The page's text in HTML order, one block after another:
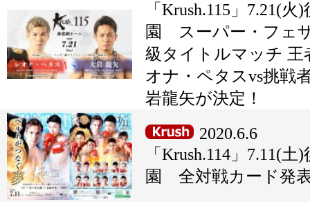
「Krush.115」7.21(火
園 スーパー・フェ
級タイトルマッチ 王
オナ・ペタスvs挑戦
岩龍矢が決定！
2020.6.6
「Krush.114」7.11(土
園 全対戦カード発